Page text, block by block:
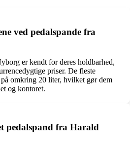
ved pedalspande fra
er kendt for deres holdbarhed,
priser. De fleste
omkring 20 liter, hvilket gør dem
og kontoret.
pedalspand fra Harald